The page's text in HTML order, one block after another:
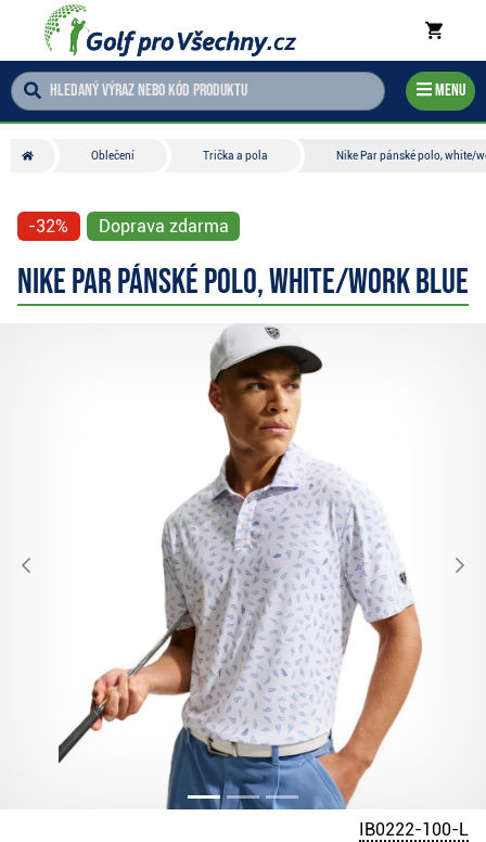
Menu
Oblečení Trička a pola Nike Par pánské polo, white/
-32% Doprava zdarma
Nike Par pánské polo, white/work blue
IB0222-100-L